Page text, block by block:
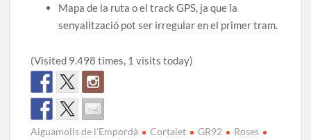
Mapa de la ruta o el track GPS, ja que la
senyalització pot ser irregular en el primer tram.
(Visited 9.498 times, 1 visits today)
Aiguamolls de l'Empordà Cortalet GR92
Roses